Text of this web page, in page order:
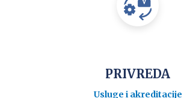
PRIVREDA
Usluge i akreditacije